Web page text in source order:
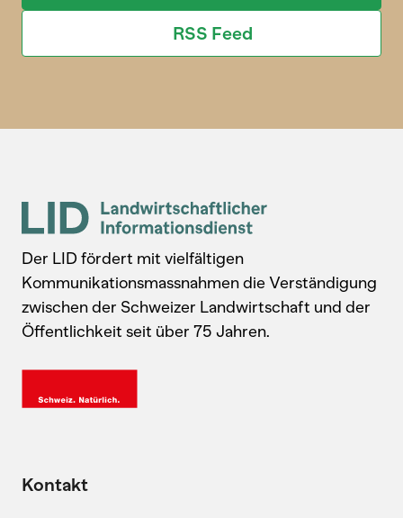
RSS Feed
Der LID fördert mit vielfältigen
Kommunikationsmassnahmen die Verständigung
zwischen der Schweizer Landwirtschaft und der
Öffentlichkeit seit über 75 Jahren.
Kontakt